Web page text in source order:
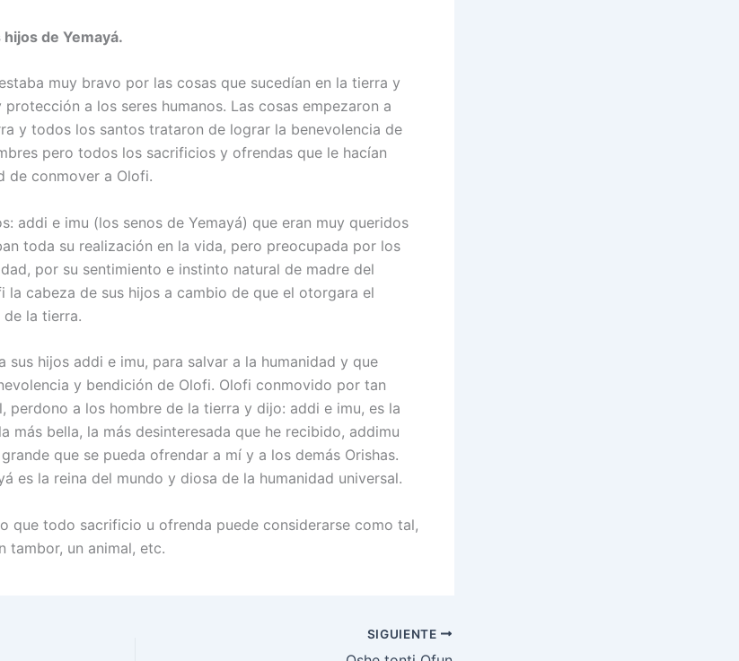
de Yemayá.
muy bravo por las cosas que sucedían en la tierra y
a los seres humanos. Las cosas empezaron a
y todos los santos trataron de lograr la benevolencia de
pero todos los sacrificios y ofrendas que le hacían
de conmover a Olofi.
addi e imu (los senos de Yemayá) que eran muy queridos
toda su realización en la vida, pero preocupada por los
por su sentimiento e instinto natural de madre del
la cabeza de sus hijos a cambio de que el otorgara el
la tierra.
sus hijos addi e imu, para salvar a la humanidad y que
y bendición de Olofi. Olofi conmovido por tan
perdono a los hombre de la tierra y dijo: addi e imu, es la
más bella, la más desinteresada que he recibido, addimu
que se pueda ofrendar a mí y a los demás Orishas.
es la reina del mundo y diosa de la humanidad universal.
que todo sacrificio u ofrenda puede considerarse como tal,
tambor, un animal, etc.
SIGUIENTE